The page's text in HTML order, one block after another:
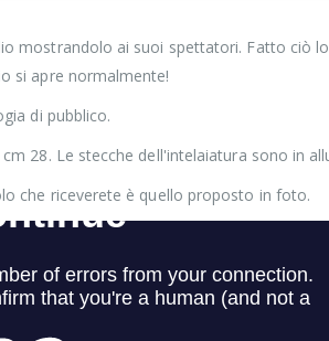
mostrandolo ai suoi spettatori. Fatto ciò
si apre normalmente!
di pubblico.
28. Le stecche dell'intelaiatura sono in
che riceverete è quello proposto in foto.